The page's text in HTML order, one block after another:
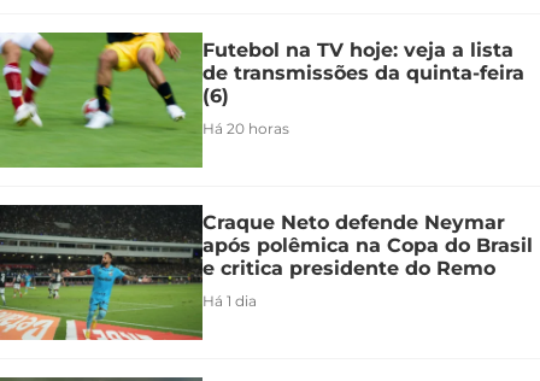
Futebol na TV hoje: veja a lista
de transmissões da quinta-feira
(6)
Há 20 horas
Craque Neto defende Neymar
após polêmica na Copa do Brasil
e critica presidente do Remo
Há 1 dia